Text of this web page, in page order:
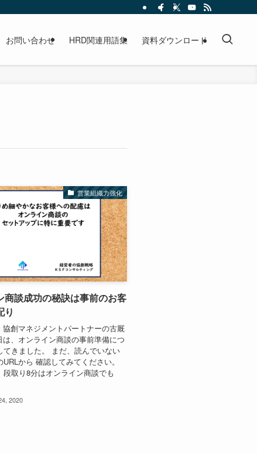
お問い合わせ HRD関連用語集 資料ダウンロード
営業組織力強化
商談成功の秘訣は事前のお客
り
協創マネジメントパートナーの古厩
、オンライン商談の事前準備につ
てきました。 まだ、読んでいない
URLから 確認してみてください。
段取り8分はオンライン商談でも
2020